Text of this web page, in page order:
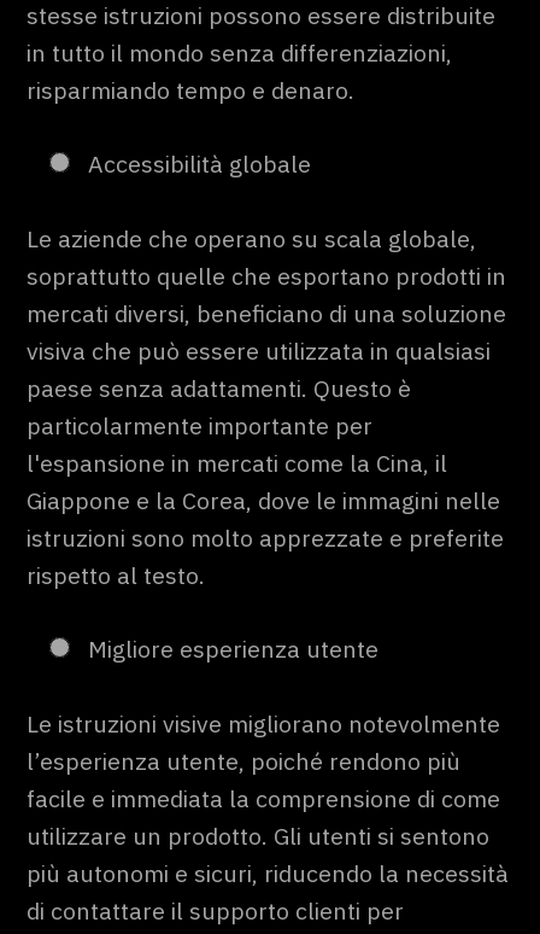
stesse istruzioni possono essere distribuite
in tutto il mondo senza differenziazioni,
risparmiando tempo e denaro.
Accessibilità globale
Le aziende che operano su scala globale,
soprattutto quelle che esportano prodotti in
mercati diversi, beneficiano di una soluzione
visiva che può essere utilizzata in qualsiasi
paese senza adattamenti. Questo è
particolarmente importante per
l'espansione in mercati come la Cina, il
Giappone e la Corea, dove le immagini nelle
istruzioni sono molto apprezzate e preferite
rispetto al testo.
Migliore esperienza utente
Le istruzioni visive migliorano notevolmente
l’esperienza utente, poiché rendono più
facile e immediata la comprensione di come
utilizzare un prodotto. Gli utenti si sentono
più autonomi e sicuri, riducendo la necessità
di contattare il supporto clienti per